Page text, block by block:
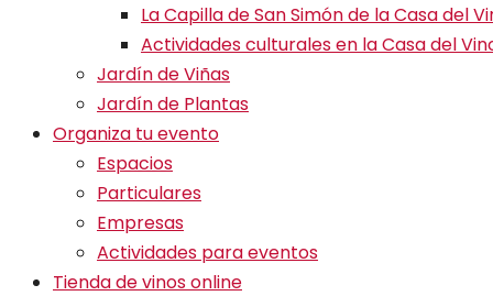
La Capilla de San Simón de la Casa del
Actividades culturales en la Casa del
Jardín de Viñas
Jardín de Plantas
Organiza tu evento
Espacios
Particulares
Empresas
Actividades para eventos
Tienda de vinos online